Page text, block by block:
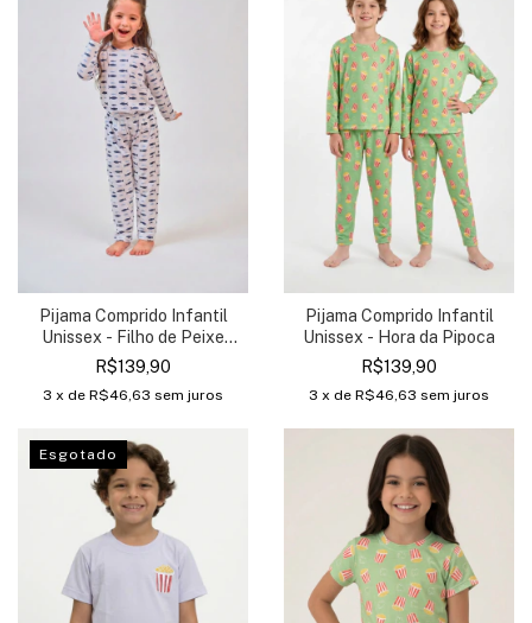
Pijama Comprido Infantil
Unissex - Filho de Peixe
Peixinho é
R$139,90
3 x de R$46,63 sem juros
Pijama Comprido Infantil
Unissex - Hora da Pipoca
R$139,90
3 x de R$46,63 sem juros
Esgotado